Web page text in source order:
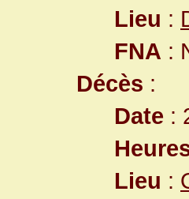
Lieu :
FNA :
Décès :
Date :
Lieu :